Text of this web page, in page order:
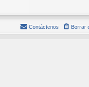
Borrar
Contáctenos